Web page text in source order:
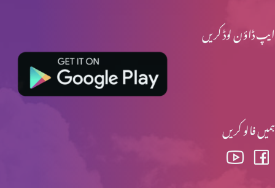
ایپ ڈاؤن لوڈ کریں
ہمیں فالو کریں